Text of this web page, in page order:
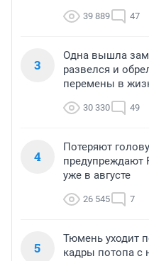
39 889 47
3
Одна вышла
развелся и
перемены в
30 330 49
4
Потеряют
предупреждают
уже в августе
26 545 7
5
Тюмень уходит
кадры потопа с